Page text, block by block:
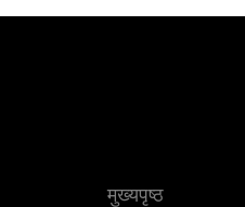
मुख्यपृष्ठ